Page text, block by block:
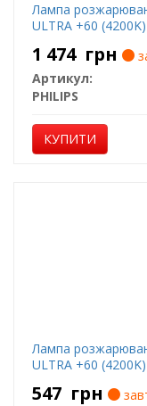
Лампа
ULTRA +60
1 474 грн
Артикул:
PHILIPS
КУПИТИ
Лампа
ULTRA +60
547 грн